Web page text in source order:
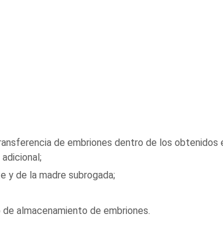
de embriones dentro de los
y de la madre subrogada;
almacenamiento de embriones.